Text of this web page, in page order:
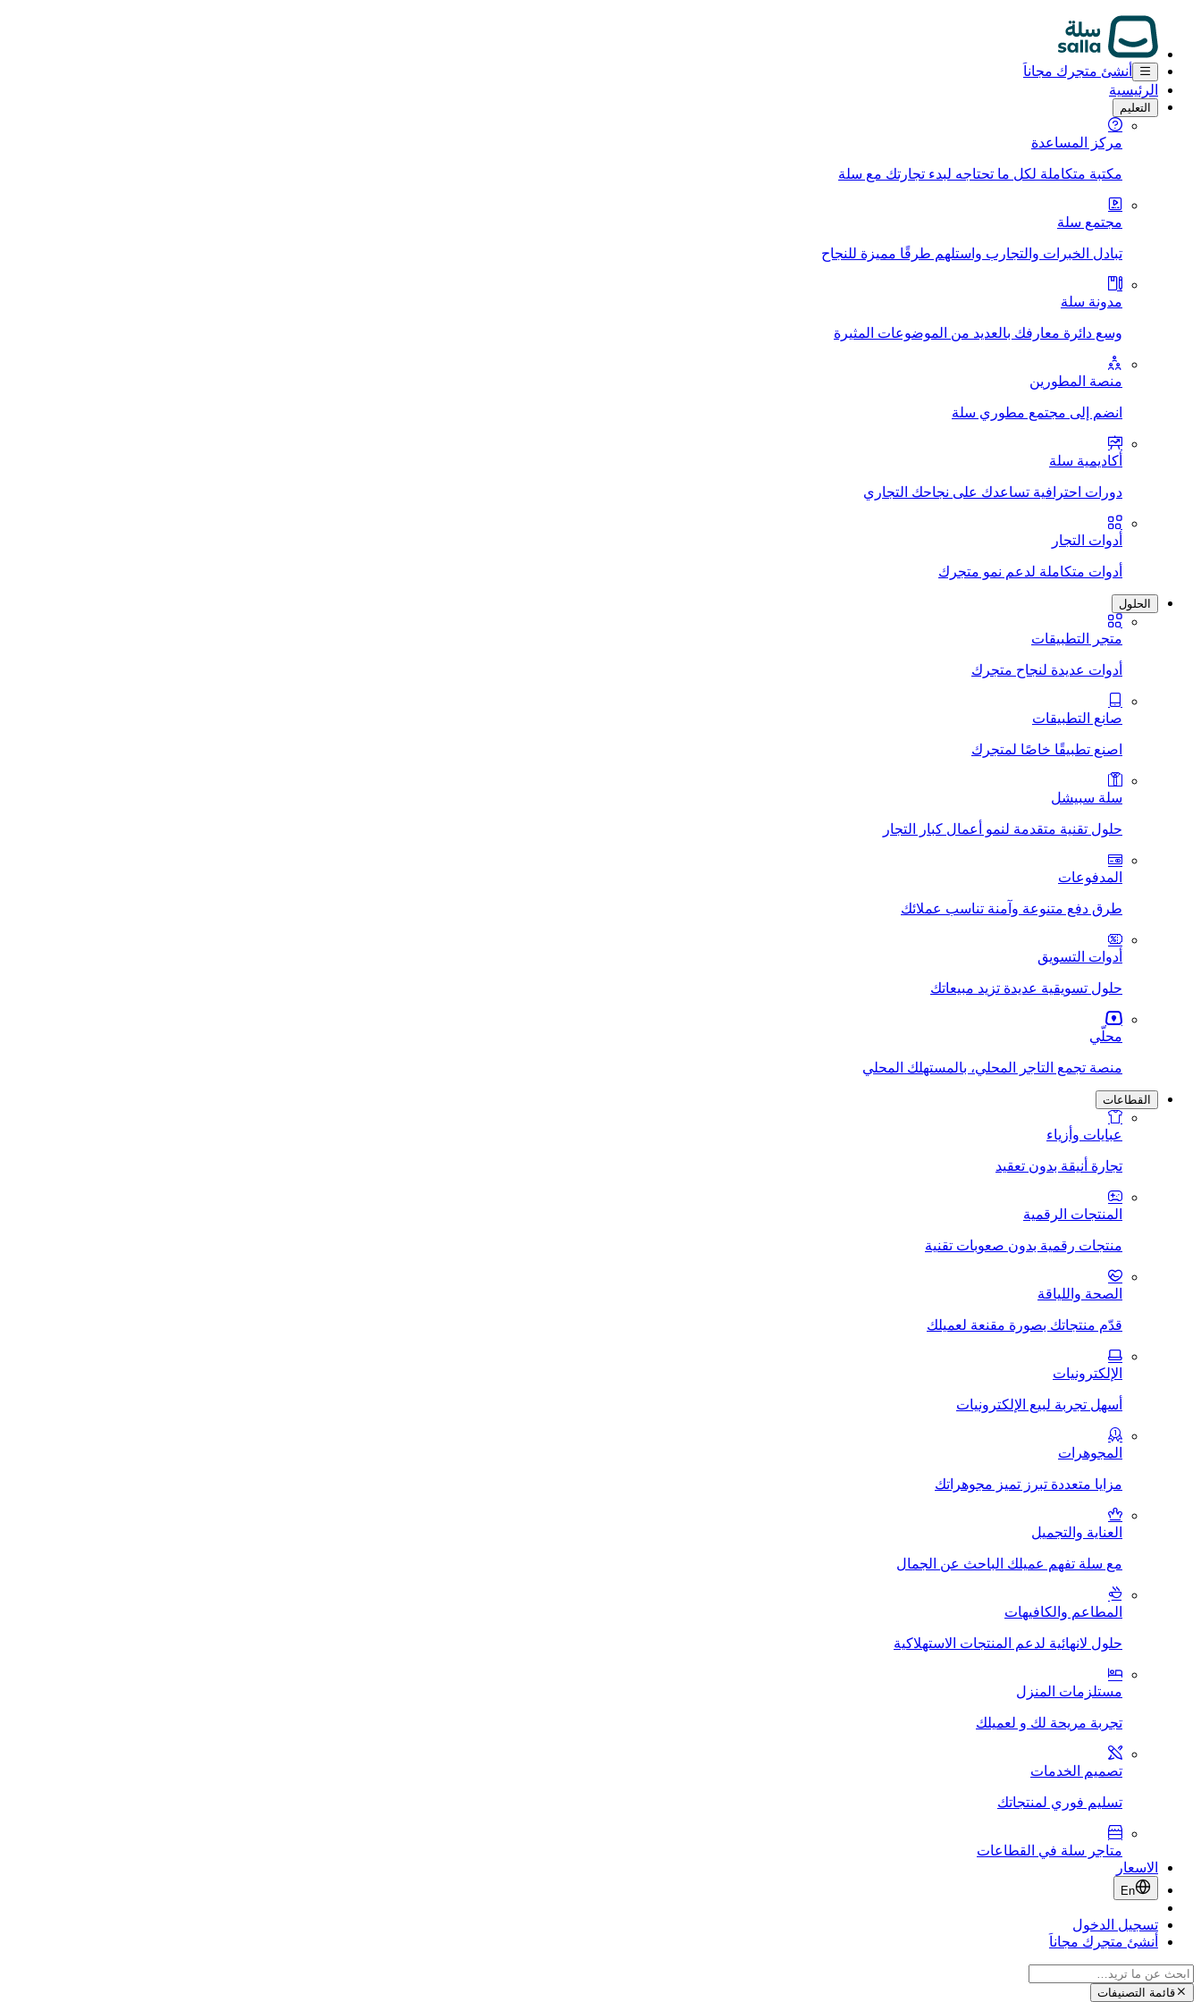
أنشئ متجرك مجاناَ
الرئيسية
التعليم
مركز المساعدة
مكتبة متكاملة لكل ما تحتاجه لبدء تجارتك مع سلة
مجتمع سلة
تبادل الخبرات والتجارب واستلهم طرقًا مميزة للنجاح
مدونة سلة
وسع دائرة معارفك بالعديد من الموضوعات المثيرة
منصة المطورين
انضم إلى مجتمع مطوري سلة
أكاديمية سلة
دورات احترافية تساعدك على نجاحك التجاري
أدوات التجار
أدوات متكاملة لدعم نمو متجرك
الحلول
متجر التطبيقات
أدوات عديدة لنجاح متجرك
صانع التطبيقات
اصنع تطبيقًا خاصًا لمتجرك
سلة سبيشل
حلول تقنية متقدمة لنمو أعمال كبار التجار
المدفوعات
طرق دفع متنوعة وآمنة تناسب عملائك
أدوات التسويق
حلول تسويقية عديدة تزيد مبيعاتك
محلّي
منصة تجمع التاجر المحلي، بالمستهلك المحلي
القطاعات
عبايات وأزياء
تجارة أنيقة بدون تعقيد
المنتجات الرقمية
منتجات رقمية بدون صعوبات تقنية
الصحة واللياقة
قدّم منتجاتك بصورة مقنعة لعميلك
الإلكترونيات
أسهل تجربة لبيع الإلكترونيات
المجوهرات
مزايا متعددة تبرز تميز مجوهراتك
العناية والتجميل
مع سلة تفهم عميلك الباحث عن الجمال
المطاعم والكافيهات
حلول لانهائية لدعم المنتجات الاستهلاكية
مستلزمات المنزل
تجربة مريحة لك و لعميلك
تصميم الخدمات
تسليم فوري لمنتجاتك
متاجر سلة في القطاعات
الاسعار
En
تسجيل الدخول
أنشئ متجرك مجاناَ
قائمة التصنيفات